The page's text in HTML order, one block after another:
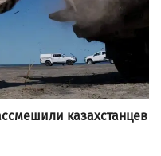
казахстанцев